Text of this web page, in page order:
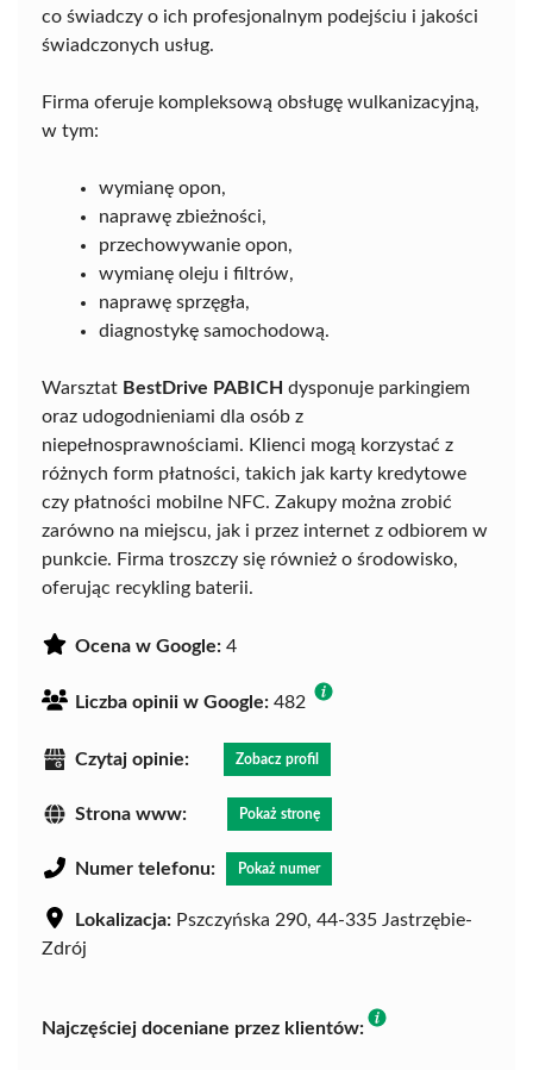
co świadczy o ich profesjonalnym podejściu i jakości
świadczonych usług.
Firma oferuje kompleksową obsługę wulkanizacyjną,
w tym:
wymianę opon,
naprawę zbieżności,
przechowywanie opon,
wymianę oleju i filtrów,
naprawę sprzęgła,
diagnostykę samochodową.
Warsztat BestDrive PABICH dysponuje parkingiem
oraz udogodnieniami dla osób z
niepełnosprawnościami. Klienci mogą korzystać z
różnych form płatności, takich jak karty kredytowe
czy płatności mobilne NFC. Zakupy można zrobić
zarówno na miejscu, jak i przez internet z odbiorem w
punkcie. Firma troszczy się również o środowisko,
oferując recykling baterii.
Ocena w Google: 4
Liczba opinii w Google: 482
Czytaj opinie: Zobacz profil
Strona www: Pokaż stronę
Numer telefonu: Pokaż numer
Lokalizacja: Pszczyńska 290, 44-335 Jastrzębie-
Zdrój
Najczęściej doceniane przez klientów: